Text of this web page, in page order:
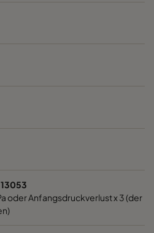
oder Anfangsdruckverlust x 3 (der